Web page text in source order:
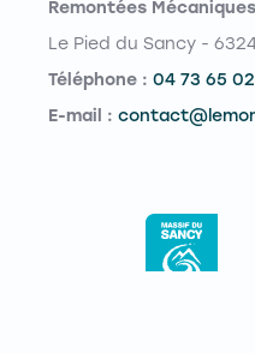
Remontées
Le Pied du Sancy -
Téléphone : 04 73 65
E-mail :